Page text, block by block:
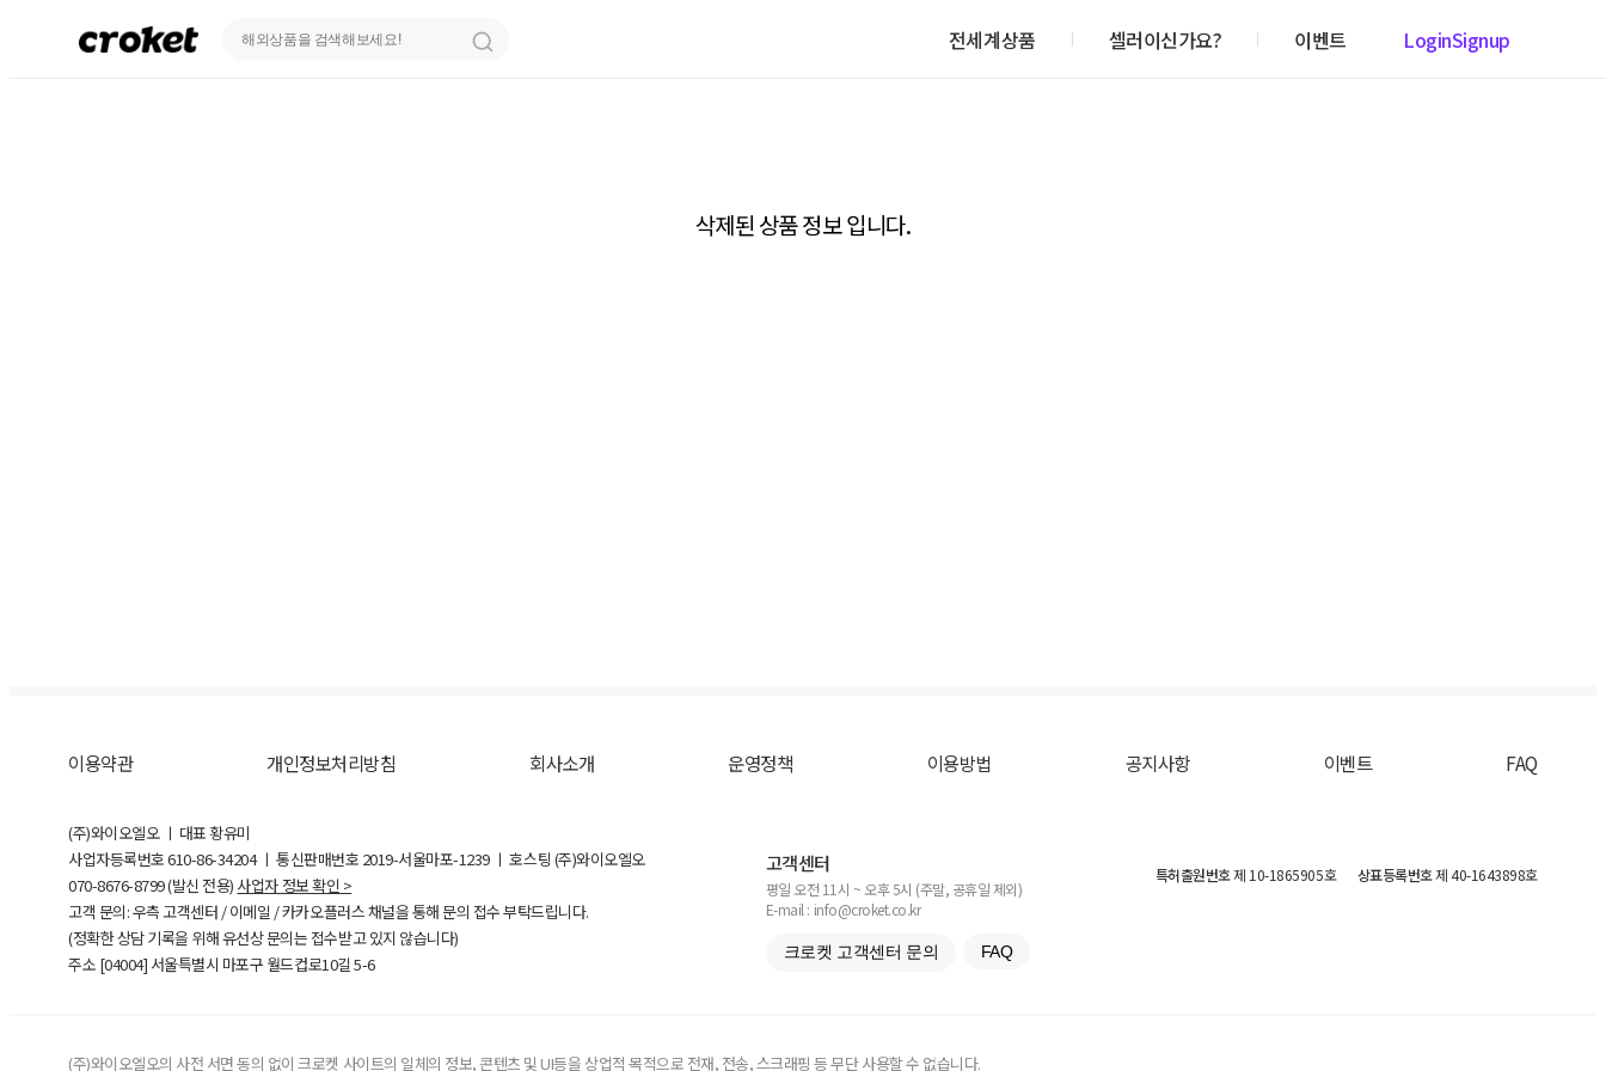
전세계상품 셀러이신가요? 이벤트 LoginSignup
삭제된 상품 정보 입니다.
이용약관 개인정보처리방침 회사소개 운영정책 이용방법 공지사항 이벤트 FAQ
(주)와이오엘오 ㅣ 대표 황유미
사업자등록번호610-86-34204ㅣ 통신판매번호 2019-서울마포-1239 ㅣ 호스팅 (주)와이오엘오
070-8676-8799 (발신 전용) 사업자 정보 확인 >
고객 문의: 우측 고객센터 / 이메일 / 카카오플러스 채널을 통해 문의 접수 부탁드립니다.
(정확한 상담 기록을 위해 유선상 문의는 접수받고 있지 않습니다)
주소 [04004] 서울특별시 마포구 월드컵로10길5-6
고객센터
평일 오전 11시 ~ 오후 5시 (주말, 공휴일 제외)
E-mail : info@croket.co.kr
크로켓 고객센터 문의 FAQ
특허출원번호제 10-1865905호 상표등록번호제 40-1643898호
(주)와이오엘오의 사전 서면 동의 없이 크로켓 사이트의 일체의 정보, 콘텐츠 및 UI등을 상업적 목적으로 전재, 전송, 스크래핑 등 무단 사용할 수 없습니다.